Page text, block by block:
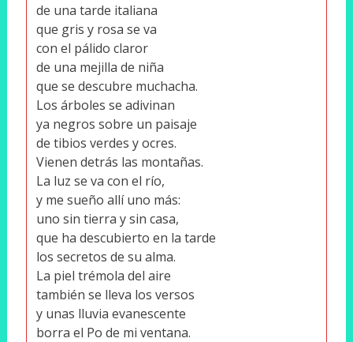
de una tarde italiana
que gris y rosa se va
con el pálido claror
de una mejilla de niña
que se descubre muchacha.
Los árboles se adivinan
ya negros sobre un paisaje
de tibios verdes y ocres.
Vienen detrás las montañas.
La luz se va con el río,
y me sueño allí uno más:
uno sin tierra y sin casa,
que ha descubierto en la tarde
los secretos de su alma.
La piel trémola del aire
también se lleva los versos
y unas lluvia evanescente
borra el Po de mi ventana.